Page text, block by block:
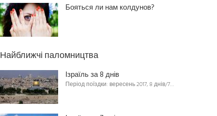
Бояться ли нам колдунов?
Найближчі паломництва
Ізраїль за 8 днів
Період поїздки: вересень 2017, 8 днів/7…